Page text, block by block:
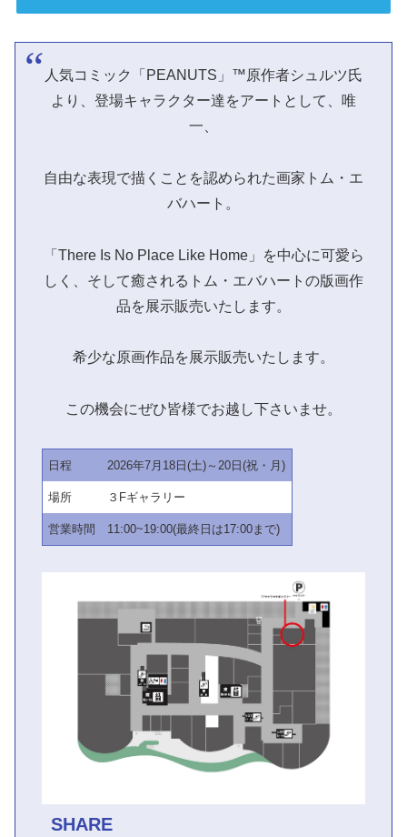
人気コミック「PEANUTS」™原作者シュルツ氏
より、登場キャラクター達をアートとして、唯
一、
自由な表現で描くことを認められた画家トム・エ
バハート。
「There Is No Place Like Home」を中心に可愛ら
しく、そして癒されるトム・エバハートの版画作
品を展示販売いたします。
希少な原画作品を展示販売いたします。
この機会にぜひ皆様でお越し下さいませ。
日程 2026年7月18日(土)～20日(祝・月)
場所 ３Fギャラリー
営業時間 11:00~19:00(最終日は17:00まで)
SHARE